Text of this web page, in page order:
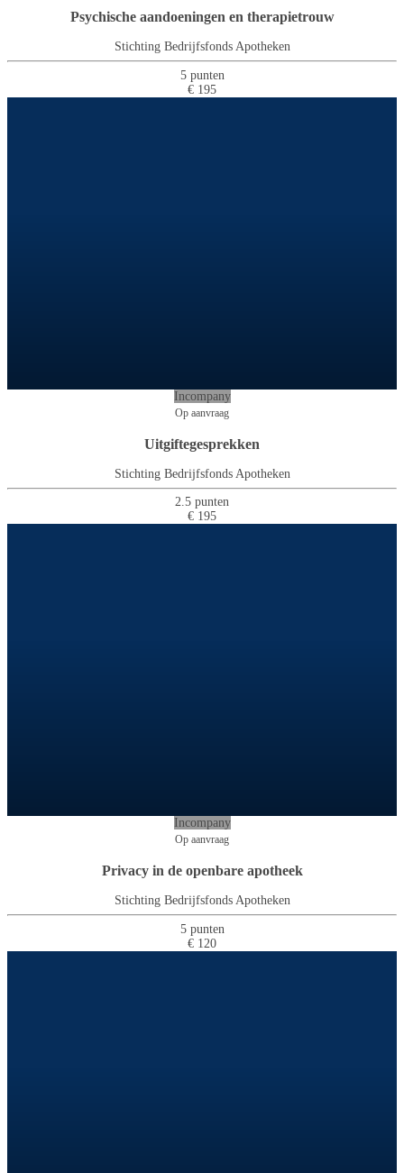
Psychische aandoeningen en therapietrouw
Stichting Bedrijfsfonds Apotheken
5 punten
€ 195
Incompany
Op aanvraag
Uitgiftegesprekken
Stichting Bedrijfsfonds Apotheken
2.5 punten
€ 195
Incompany
Op aanvraag
Privacy in de openbare apotheek
Stichting Bedrijfsfonds Apotheken
5 punten
€ 120